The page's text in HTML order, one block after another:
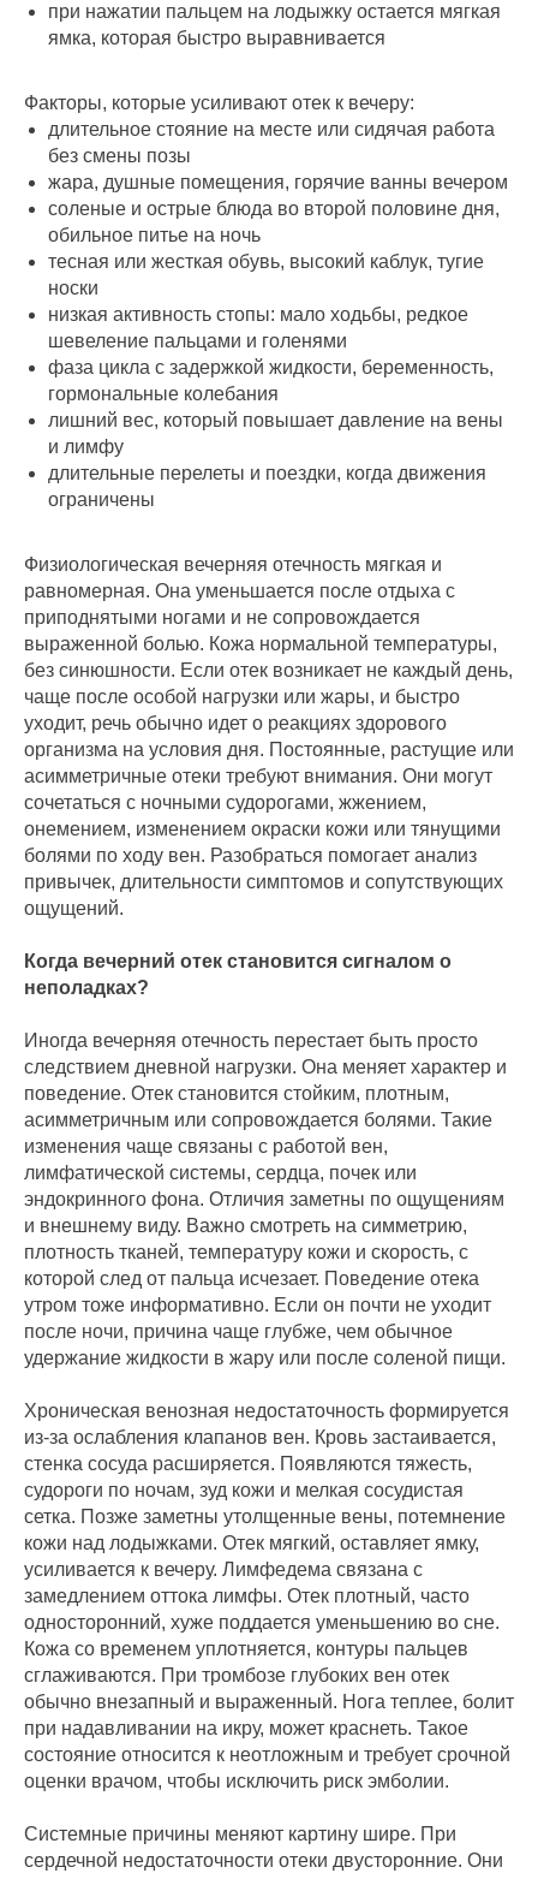
при нажатии пальцем на лодыжку остается мягкая
ямка, которая быстро выравнивается
Факторы, которые усиливают отек к вечеру:
длительное стояние на месте или сидячая работа
без смены позы
жара, душные помещения, горячие ванны вечером
соленые и острые блюда во второй половине дня,
обильное питье на ночь
тесная или жесткая обувь, высокий каблук, тугие
носки
низкая активность стопы: мало ходьбы, редкое
шевеление пальцами и голенями
фаза цикла с задержкой жидкости, беременность,
гормональные колебания
лишний вес, который повышает давление на вены
и лимфу
длительные перелеты и поездки, когда движения
ограничены
Физиологическая вечерняя отечность мягкая и
равномерная. Она уменьшается после отдыха с
приподнятыми ногами и не сопровождается
выраженной болью. Кожа нормальной температуры,
без синюшности. Если отек возникает не каждый день,
чаще после особой нагрузки или жары, и быстро
уходит, речь обычно идет о реакциях здорового
организма на условия дня. Постоянные, растущие или
асимметричные отеки требуют внимания. Они могут
сочетаться с ночными судорогами, жжением,
онемением, изменением окраски кожи или тянущими
болями по ходу вен. Разобраться помогает анализ
привычек, длительности симптомов и сопутствующих
ощущений.
Когда вечерний отек становится сигналом о
неполадках?
Иногда вечерняя отечность перестает быть просто
следствием дневной нагрузки. Она меняет характер и
поведение. Отек становится стойким, плотным,
асимметричным или сопровождается болями. Такие
изменения чаще связаны с работой вен,
лимфатической системы, сердца, почек или
эндокринного фона. Отличия заметны по ощущениям
и внешнему виду. Важно смотреть на симметрию,
плотность тканей, температуру кожи и скорость, с
которой след от пальца исчезает. Поведение отека
утром тоже информативно. Если он почти не уходит
после ночи, причина чаще глубже, чем обычное
удержание жидкости в жару или после соленой пищи.
Хроническая венозная недостаточность формируется
из‑за ослабления клапанов вен. Кровь застаивается,
стенка сосуда расширяется. Появляются тяжесть,
судороги по ночам, зуд кожи и мелкая сосудистая
сетка. Позже заметны утолщенные вены, потемнение
кожи над лодыжками. Отек мягкий, оставляет ямку,
усиливается к вечеру. Лимфедема связана с
замедлением оттока лимфы. Отек плотный, часто
односторонний, хуже поддается уменьшению во сне.
Кожа со временем уплотняется, контуры пальцев
сглаживаются. При тромбозе глубоких вен отек
обычно внезапный и выраженный. Нога теплее, болит
при надавливании на икру, может краснеть. Такое
состояние относится к неотложным и требует срочной
оценки врачом, чтобы исключить риск эмболии.
Системные причины меняют картину шире. При
сердечной недостаточности отеки двусторонние. Они